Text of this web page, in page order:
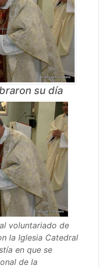
su día
voluntariado de
la Iglesia Catedral
en que se
de la